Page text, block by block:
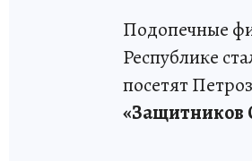
Подопечные
Республике
посетят
«Защитников